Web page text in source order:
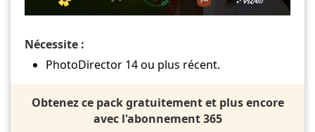
Nécessite :
PhotoDirector 14 ou plus récent.
Obtenez ce pack gratuitement et plus encore
avec l'abonnement 365